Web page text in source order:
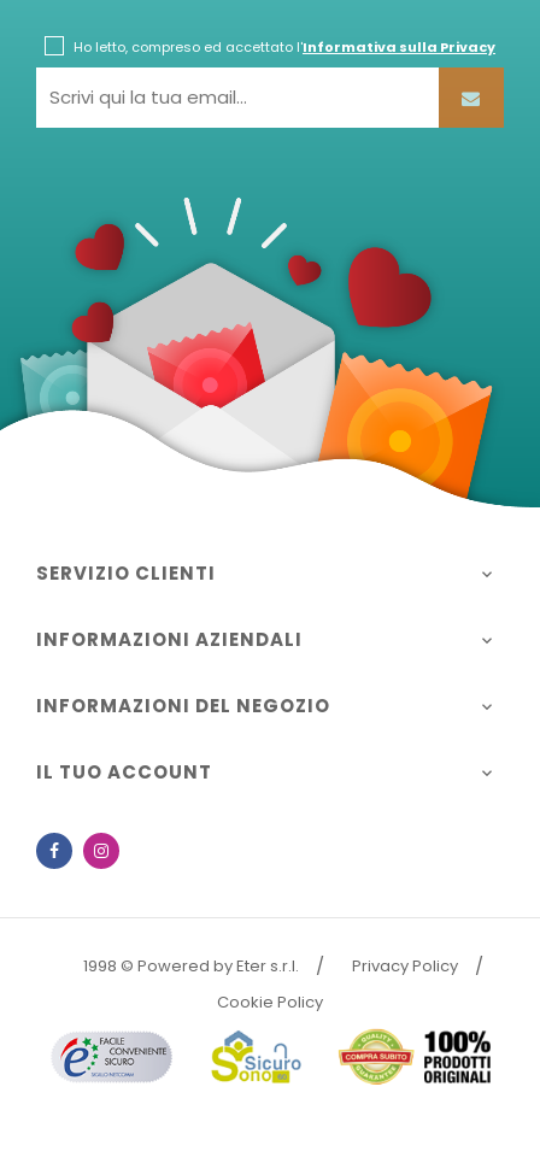
Ho letto, compreso ed accettato l'Informativa sulla Privacy
SERVIZIO CLIENTI 
INFORMAZIONI AZIENDALI 
INFORMAZIONI DEL NEGOZIO 
IL TUO ACCOUNT 
Facebook
1998 © Powered by Eter s.r.l.
Privacy Policy
Cookie Policy